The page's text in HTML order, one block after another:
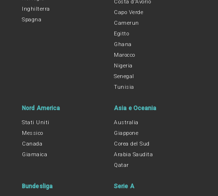
Inghilterra
Spagna
Costa d'Avorio
Capo Verde
Camerun
Egitto
Ghana
Marocco
Nigeria
Senegal
Tunisia
Nord America
Stati Uniti
Messico
Canada
Giamaica
Asia e Oceania
Australia
Giappone
Corea del Sud
Arabia Saudita
Qatar
Bundesliga Serie A